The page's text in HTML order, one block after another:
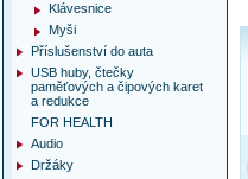
Klávesnice
Myši
Příslušenství do auta
USB huby, čtečky
paměťových a čipových karet
a redukce
FOR HEALTH
Audio
Držáky